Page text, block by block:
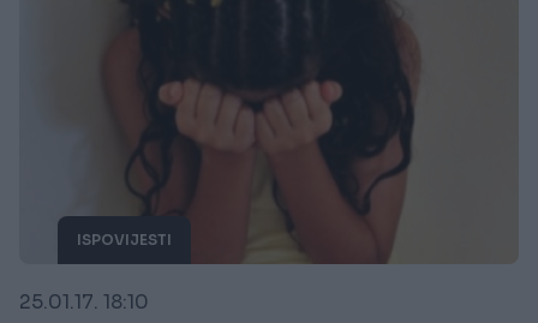
ISPOVIJESTI
25.01.17. 18:10